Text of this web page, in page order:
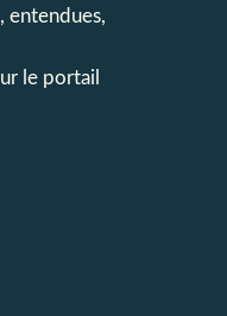
entendues,
le portail